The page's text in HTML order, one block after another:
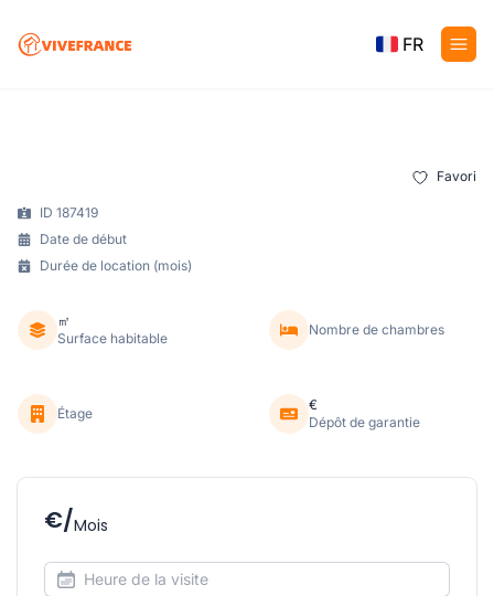
FR
Favori
ID 187419
Date de début
Durée de location (mois)
㎡
Surface habitable
Nombre de chambres
Étage
€
Dépôt de garantie
€/Mois